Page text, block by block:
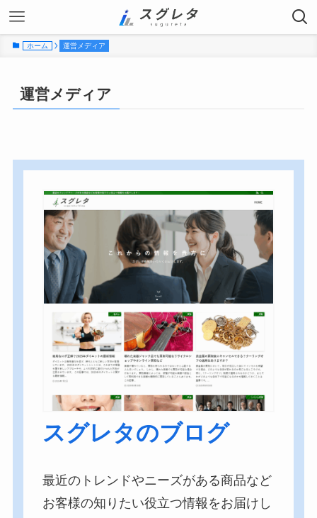
ホーム 運営メディア
運営メディア
スグレタのブログ
最近のトレンドやニーズがある商品など
お客様の知りたい役立つ情報をお届けし